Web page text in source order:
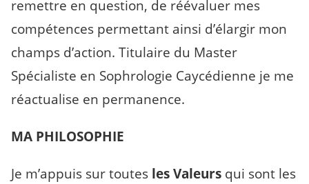
remettre en question, de réévaluer mes
compétences permettant ainsi d’élargir mon
champs d’action. Titulaire du Master
Spécialiste en Sophrologie Caycédienne je me
réactualise en permanence.
MA PHILOSOPHIE
Je m’appuis sur toutes les Valeursqui sont les